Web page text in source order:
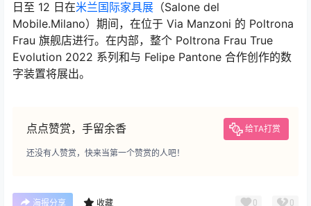
在 Archibald 周年限量版中，广泛的色彩展示了该品牌提
供的无尽的配置可能性。此外，数字化光学图案采用通常
Poltrona Frau（意大利家具品牌）的首席执行官 Nicola
Coropulis 补充道：“此次合作旨在推动 Poltrona Frau 展
了一条通往可持续发展的道路，这一直是 Pelle Frau 的研